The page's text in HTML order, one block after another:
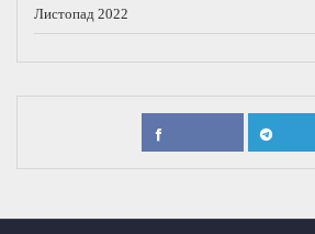
Листопад 2022